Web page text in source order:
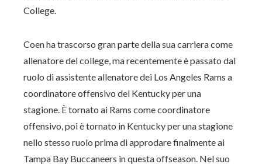
College.
Coen ha trascorso gran parte della sua carriera come
allenatore del college, ma recentemente è passato dal
ruolo di assistente allenatore dei Los Angeles Rams a
coordinatore offensivo del Kentucky per una
stagione. È tornato ai Rams come coordinatore
offensivo, poi è tornato in Kentucky per una stagione
nello stesso ruolo prima di approdare finalmente ai
Tampa Bay Buccaneers in questa offseason. Nel suo